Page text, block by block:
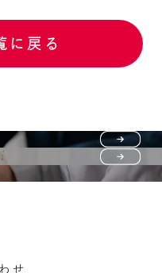
に戻る
せ